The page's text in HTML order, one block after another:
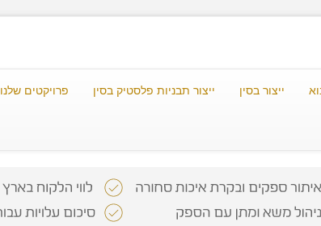
ייצור בסין ייצור תבניות פלסטיק בסין פרויקטים שלנו